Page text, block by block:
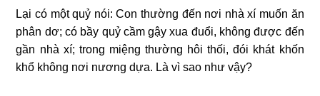
Lại có một quỷ nói: Con thường đến nơi nhà xí muốn ăn
phân dơ; có bầy quỷ cầm gậy xua đuổi, không được đến
gần nhà xí; trong miệng thường hôi thối, đói khát khốn
khổ không nơi nương dựa. Là vì sao như vậy?